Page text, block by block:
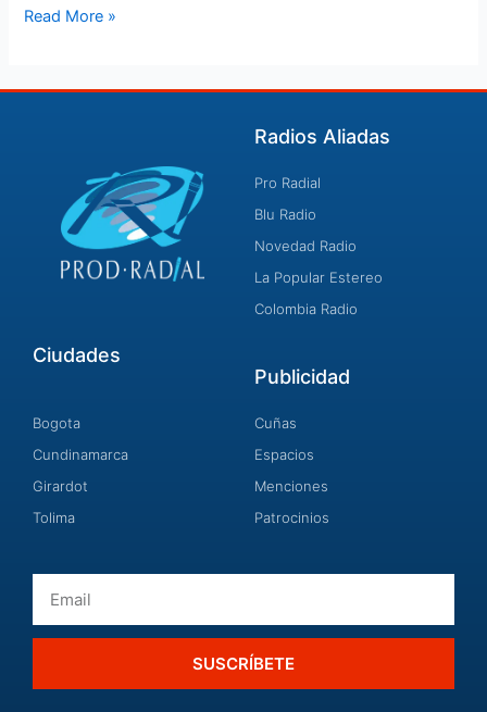
Read More »
Radios Aliadas
Pro Radial
Blu Radio
Novedad Radio
La Popular Estereo
Colombia Radio
Ciudades
Bogota
Cundinamarca
Girardot
Tolima
Publicidad
Cuñas
Espacios
Menciones
Patrocinios
SUSCRÍBETE